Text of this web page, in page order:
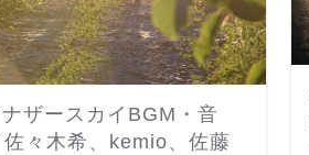
ザースカイBGM・音
々木希、kemio、佐藤